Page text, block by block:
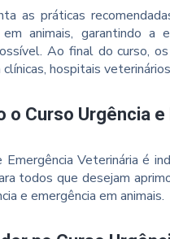
as práticas
em animais, garantindo
Ao final do curso,
hospitais
o Curso Urgência
Veterinária é
todos que desejam
e emergência em animais.